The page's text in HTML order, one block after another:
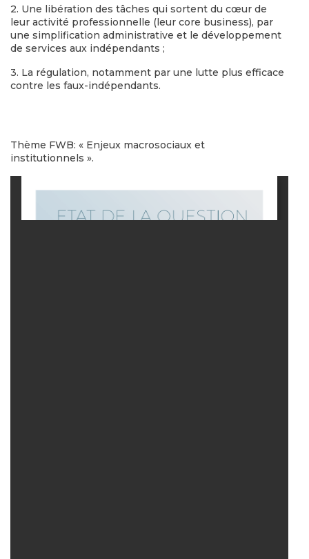
2. Une libération des tâches qui sortent du cœur de
leur activité professionnelle (leur core business), par
une simplification administrative et le développement
de services aux indépendants ;
3. La régulation, notamment par une lutte plus efficace
contre les faux-indépendants.
Thème FWB: « Enjeux macrosociaux et
institutionnels ».